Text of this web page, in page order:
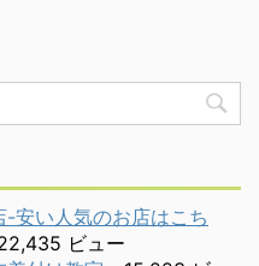
安い人気のお店はこち
ビュー